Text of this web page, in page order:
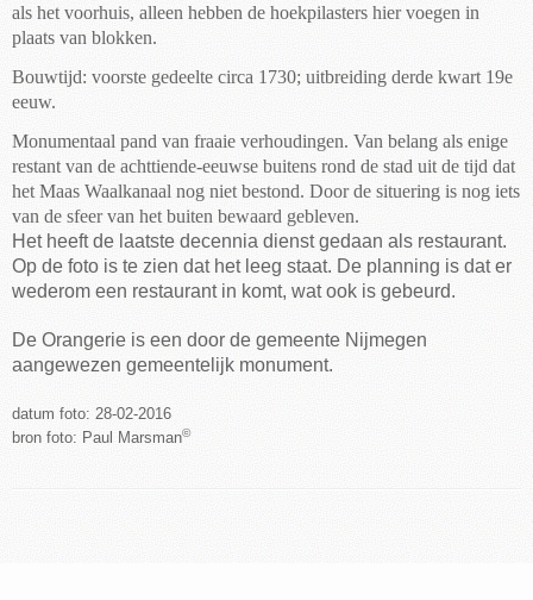
als het voorhuis, alleen hebben de hoekpilasters hier voegen in
plaats van blokken.
Bouwtijd: voorste gedeelte circa 1730; uitbreiding derde kwart 19e
eeuw.
Monumentaal pand van fraaie verhoudingen. Van belang als enige
restant van de achttiende-eeuwse buitens rond de stad uit de tijd dat
het Maas Waalkanaal nog niet bestond. Door de situering is nog iets
van de sfeer van het buiten bewaard gebleven.
Het heeft de laatste decennia dienst gedaan als restaurant.
Op de foto is te zien dat het leeg staat. De planning is dat er
wederom een restaurant in komt, wat ook is gebeurd.
De Orangerie is een door de gemeente Nijmegen
aangewezen gemeentelijk monument.
datum foto: 28-02-2016
bron foto: Paul Marsman©